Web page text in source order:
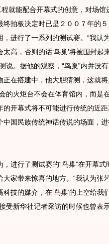
程就能配合开幕式的创意，对场
拍板决定时已是２００７年的
，进行了一系列的测试赛。“我认
高，否则的话‘鸟巢’将被围封起
说。据他的观察，“鸟巢”内并没
正在搭建中，他大胆猜测，这就
的火炬台不会在体育馆内，而是
的开幕式将不可能进行传统的近
中国民族传统神话传说的场面，
行了测试赛的“鸟巢”在开幕式
大家带来惊喜的地方。“我认为张
技的媒介，在‘鸟巢’的上空给我
受新华社记者采访的时候也曾表